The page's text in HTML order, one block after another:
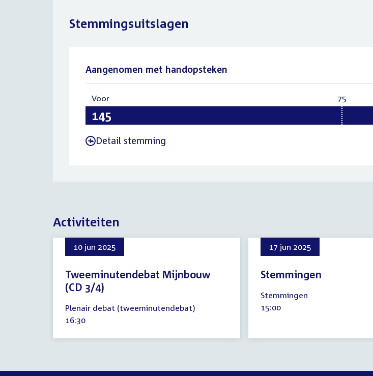
Stemmingsuitslagen
Aangenomen met handopsteken
Voor
145
75
- Detail stemming
Activiteiten
10 jun 2025
Tweeminutendebat Mijnbouw
(CD 3/4)
juni
2025
Plenair debat (tweeminutendebat)
Tijd
16:30
17 jun 2025
Stemmingen
juni
2025
Stemmingen
Tijd
15:00